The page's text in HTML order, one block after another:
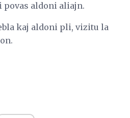
povas aldoni aliajn.
kaj aldoni pli, vizitu la